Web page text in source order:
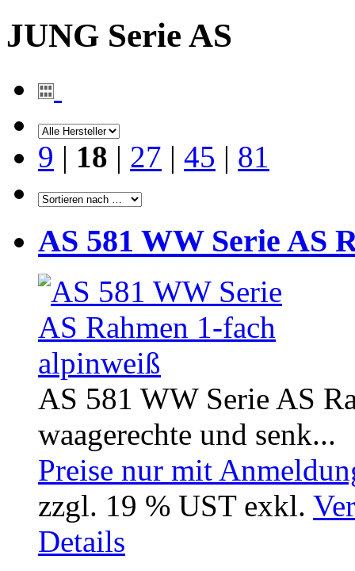
JUNG Serie AS
9 | 18 | 27 | 45 | 81
AS 581 WW Serie AS
AS 581 WW Serie AS
waagerechte und senk...
Preise nur mit
zzgl. 19 % UST exkl.
Details